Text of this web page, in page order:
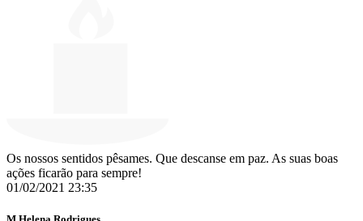
Os nossos sentidos pêsames. Que descanse em paz. As suas boas
ações ficarão para sempre!
01/02/2021 23:35